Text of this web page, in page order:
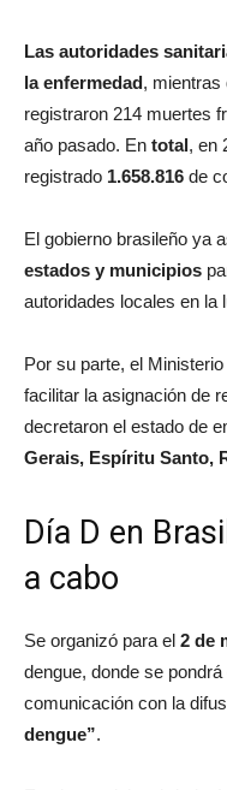
Las autoridades
la enfermedad, mientras
registraron 214 muertes
año pasado. En total, en
registrado 1.658.816 de
El gobierno brasileño ya
estados y municipios
autoridades locales en la
Por su parte, el
facilitar la asignación de
decretaron el estado de
Gerais, Espíritu Santo,
Día D en
a cabo
Se organizó para el 2 de
dengue, donde se
comunicación con la
dengue”.